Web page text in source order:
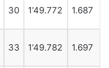
30 1’49.772 1.687
33 1’49.782 1.697